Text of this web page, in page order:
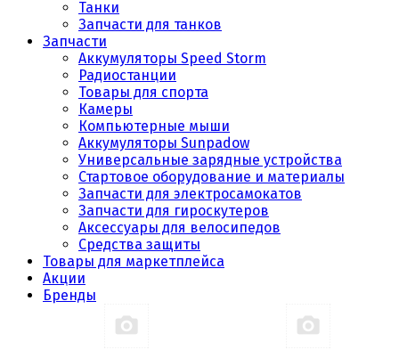
Танки
Запчасти для танков
Запчасти
Аккумуляторы Speed Storm
Радиостанции
Товары для спорта
Камеры
Компьютерные мыши
Аккумуляторы Sunpadow
Универсальные зарядные устройства
Стартовое оборудование и материалы
Запчасти для электросамокатов
Запчасти для гироскутеров
Аксессуары для велосипедов
Средства защиты
Товары для маркетплейса
Акции
Бренды